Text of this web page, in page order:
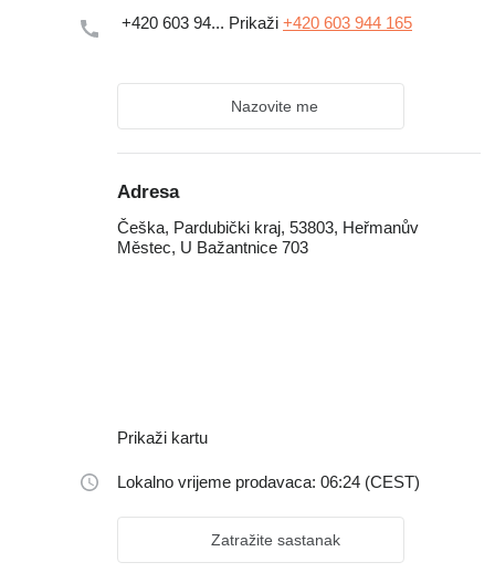
+420 603 94... Prikaži +420 603 944 165
Nazovite me
Adresa
Češka, Pardubički kraj, 53803, Heřmanův
Městec, U Bažantnice 703
Prikaži kartu
Lokalno vrijeme prodavaca: 06:24 (CEST)
Zatražite sastanak